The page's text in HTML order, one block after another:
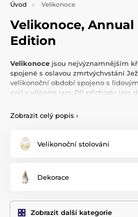
Úvod Velikonoce
Velikonoce, Annual
Edition
Velikonoce jsou nejvýznamnějším
spojené s oslavou zmrtvýchvstání
velikonoční období spojeno s
pojí s vítáním jara. Při příchodu jara
krásnými jarními a velikonočními
nejkrásnější jaro a léto
Zobrazit celý popis ›
Velikonoční stolování
Dekorace
Zobrazit další kategorie